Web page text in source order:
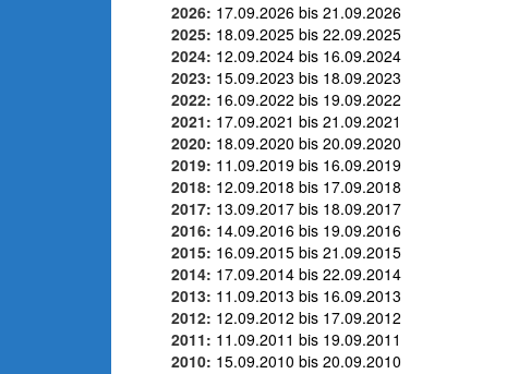
2026: 17.09.2026 bis 21.09.2026
2025: 18.09.2025 bis 22.09.2025
2024: 12.09.2024 bis 16.09.2024
2023: 15.09.2023 bis 18.09.2023
2022: 16.09.2022 bis 19.09.2022
2021: 17.09.2021 bis 21.09.2021
2020: 18.09.2020 bis 20.09.2020
2019: 11.09.2019 bis 16.09.2019
2018: 12.09.2018 bis 17.09.2018
2017: 13.09.2017 bis 18.09.2017
2016: 14.09.2016 bis 19.09.2016
2015: 16.09.2015 bis 21.09.2015
2014: 17.09.2014 bis 22.09.2014
2013: 11.09.2013 bis 16.09.2013
2012: 12.09.2012 bis 17.09.2012
2011: 11.09.2011 bis 19.09.2011
2010: 15.09.2010 bis 20.09.2010